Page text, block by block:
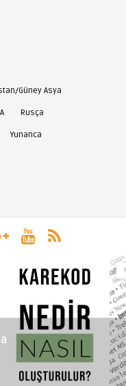
Güney Asya
Rusça
Yunanca